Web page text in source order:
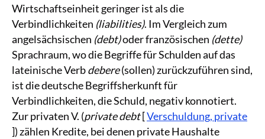
Wirtschaftseinheit geringer ist als die
Verbindlichkeiten (liabilities). Im Vergleich zum
angelsächsischen (debt)oder französischen (dette)
Sprachraum, wo die Begriffe für Schulden auf das
lateinische Verbdebere(sollen) zurückzuführen sind,
ist die deutsche Begriffsherkunft für
Verbindlichkeiten, die Schuld, negativ konnotiert.
Zur privaten V. (private debt[Verschuldung, private
]) zählen Kredite, bei denen private Haushalte